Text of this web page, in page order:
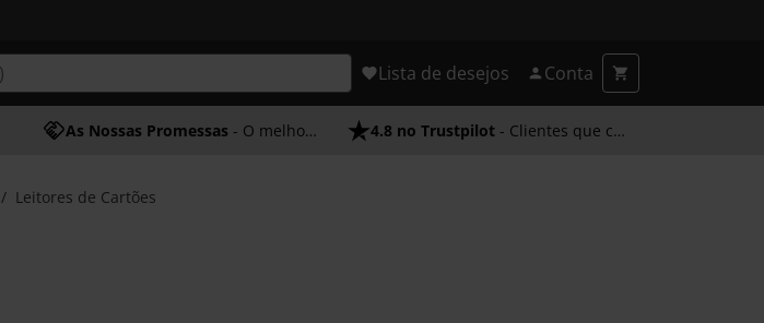
Lista de desejos Conta
As Nossas Promessas - O melhor atendimento 4.8 no Trustpilot - Clientes que confiam em nós
Leitores de Cartões